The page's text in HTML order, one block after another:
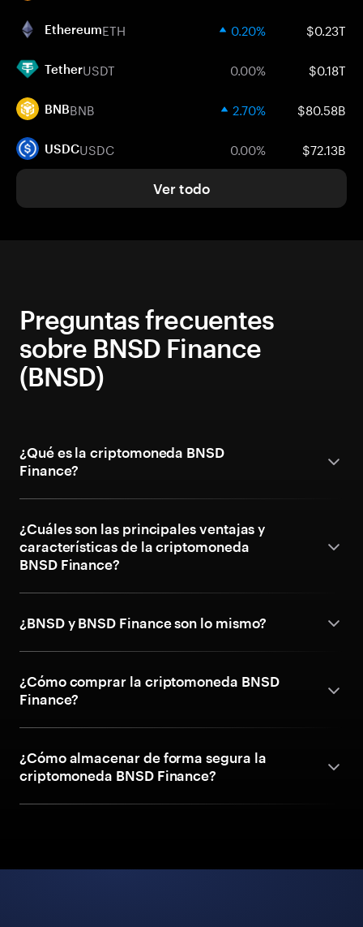
EthereumETH 0.20% $0.23T
TetherUSDT 0.00% $0.18T
BNBBNB 2.70% $80.58B
USDCUSDC 0.00% $72.13B
Ver todo
Preguntas frecuentes
sobre BNSD Finance
(BNSD)
¿Qué es la criptomoneda BNSD
Finance?
¿Cuáles son las principales ventajas y
características de la criptomoneda
BNSD Finance?
¿BNSD y BNSD Finance son lo mismo?
¿Cómo comprar la criptomoneda BNSD
Finance?
¿Cómo almacenar de forma segura la
criptomoneda BNSD Finance?